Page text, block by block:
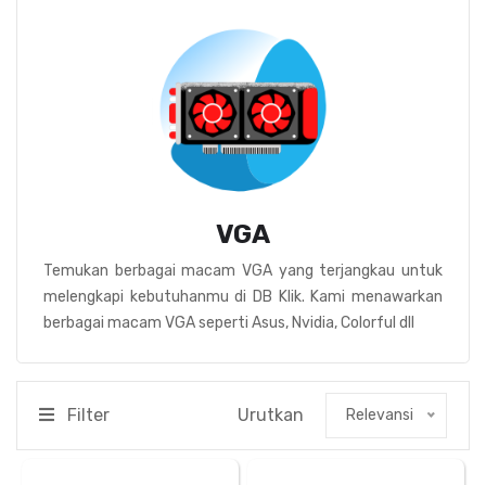
VGA
Temukan berbagai macam VGA yang terjangkau untuk
melengkapi kebutuhanmu di DB Klik. Kami menawarkan
berbagai macam VGA seperti Asus, Nvidia, Colorful dll
Filter Urutkan Relevansi